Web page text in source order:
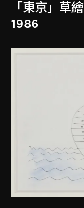
「東京」草繪
1986